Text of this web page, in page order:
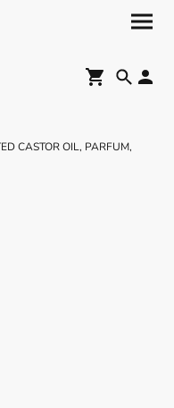
CASTOR OIL, PARFUM,